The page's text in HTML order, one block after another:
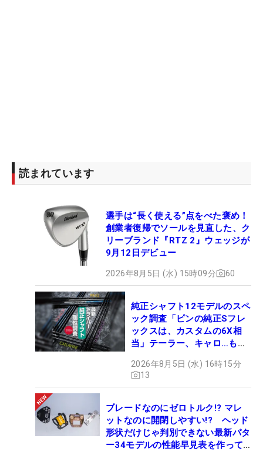
読まれています
選手は“長く使える”点をべた褒め！
創業者復帰でソールを見直した、ク
リーブランド『RTZ 2』ウェッジが
9月12日デビュー
2026年8月5日 (水) 15時09分 60
純正シャフト12モデルのスペ
ック調査「ピンの純正Sフレ
ックスは、カスタムの6X相
当」テーラー、キャロ…もチ
2026年8月5日 (水) 16時15分
13
ブレードなのにゼロトルク!? マレ
ットなのに開閉しやすい!? ヘッド
形状だけじゃ判別できない最新パタ
ー34モデルの性能早見表を作って